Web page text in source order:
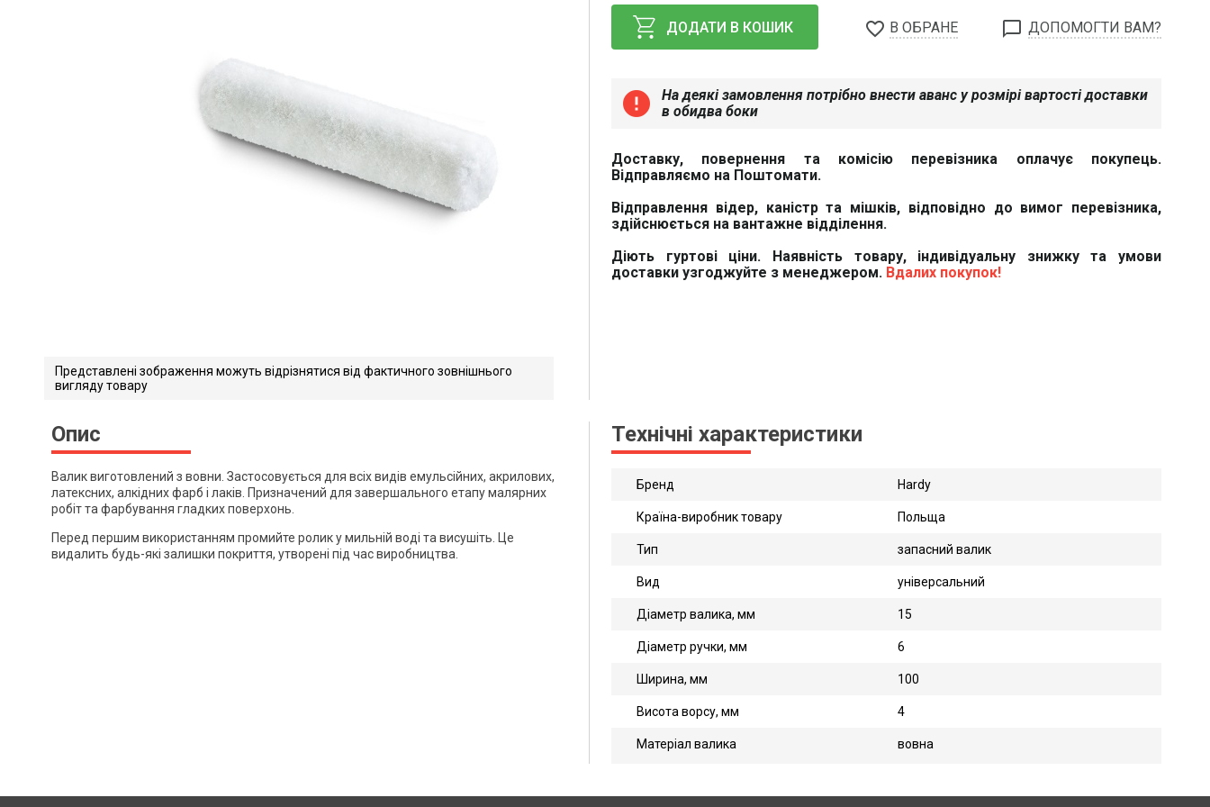
Представлені зображення можуть відрізнятися від фактичного зовнішнього
вигляду товару
ДОДАТИ В КОШИК favorite_border В ОБРАНЕ chat_bubble_outline ДОПОМОГТИ ВАМ?
error
На деякі замовлення потрібно внести аванс у розмірі вартості доставки
в обидва боки
Доставку, повернення та комісію перевізника оплачує покупець.
Відправляємо на Поштомати.
Відправлення відер, каністр та мішків, відповідно до вимог перевізника,
здійснюється на вантажне відділення.
Діють гуртові ціни. Наявність товару, індивідуальну знижку та умови
доставки узгоджуйте з менеджером. Вдалих покупок!
Опис
Валик виготовлений з вовни. Застосовується для всіх видів емульсійних, акрилових,
латексних, алкідних фарб і лаків. Призначений для завершального етапу малярних
робіт та фарбування гладких поверхонь.
Перед першим використанням промийте ролик у мильній воді та висушіть. Це
видалить будь-які залишки покриття, утворені під час виробництва.
Технічні характеристики
Бренд Hardy
Країна-виробник товару Польща
Тип запасний валик
Вид універсальний
Діаметр валика, мм 15
Діаметр ручки, мм 6
Ширина, мм 100
Висота ворсу, мм 4
Матеріал валика вовна